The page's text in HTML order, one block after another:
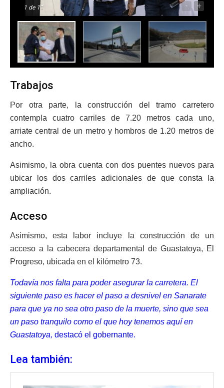
1 de 11 - +
Trabajos
Por otra parte, la construcción del tramo carretero
contempla cuatro carriles de 7.20 metros cada uno,
arriate central de un metro y hombros de 1.20 metros de
ancho.
Asimismo, la obra cuenta con dos puentes nuevos para
ubicar los dos carriles adicionales de que consta la
ampliación.
Acceso
Asimismo, esta labor incluye la construcción de un
acceso a la cabecera departamental de Guastatoya, El
Progreso, ubicada en el kilómetro 73.
Todavía nos falta para poder asegurar la carretera. El
siguiente paso es hacer el paso a desnivel en Sanarate
para que ya no sea otro paso de la muerte, sino que sea
un paso tranquilo como el que hoy tenemos aquí en
Guastatoya, destacó el gobernante.
Lea también: